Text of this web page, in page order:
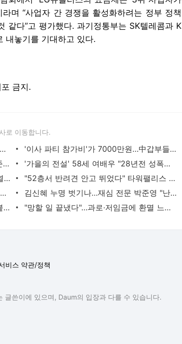
며 “사업자 간 경쟁을 활성화하려는 정부 정책
같다”고 평가했다. 과기정통부는 SK텔레콤과 K
내놓기를 기대하고 있다.
금지.
로 이동합니다.
최순실 파문에도 “지소미아”…“누가 보면 제정신 아니었다” [박근혜 회고록 3] | 중앙일보
'이사 파티 참가비'가 7000만원…中갑부들 일본행 택한 이유 [세계 한잔] | 중앙일보
K9 80발중 3발만 北 적중? 위성이 알려준 '연평 포격전 진실’ | 중앙일보
'가을의 전설' 58세 여배우 "28년전 성폭력 당했다"…소송 제기 | 중앙일보
라켓 부순 권순우, 비매너 여파? 유빈과 열애 5개월 만에 결별 | 중앙일보
"52층서 반려견 안고 뛰었다" 타워팰리스 화재, 150명 대피소동 | 중앙일보
파리 '빈대' 출몰 또…이번엔 고등학교, 교사·학생 등교 거부했다 | 중앙일보
김신혜 누명 벗기나…재심 전문 박준영 "난 오해 받아도 돼요" [박성우의 사이드바] | 중앙일보
"월 100만원 더 줄게, 가지마요" 전공의 붙잡는 지자체 안간힘 | 중앙일보
"망할 일 끝냈다"…과로∙저임금에 환멸 느낀 中젊은층 '퇴직파티' | 중앙일보
비스 약관/정책
쓴이에 있으며, Daum의 입장과 다를 수 있습니다.